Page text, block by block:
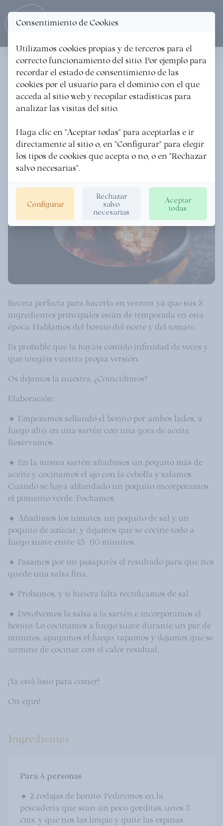
< Volver
BONITO CON TOMATE
Receta perfecta para hacerla en verano, ya que sus 2
ingredientes principales están de temporada en esta
época. Hablamos del bonito del norte y del tomate.
Es probable que la hayáis comido infinidad de veces y
que tengáis vuestra propia versión.
Os dejamos la nuestra, ¿Coincidimos?
Elaboración:
🔸 Empezamos sellando el bonito por ambos lados, a
fuego alto, en una sartén con una gota de aceite.
Reservamos.
🔸 En la misma sartén añadimos un poquito más de
aceite y cocinamos el ajo con la cebolla y salamos.
Cuando se haya ablandado un poquito incorporamos
el pimiento verde. Pochamos.
🔸 Añadimos los tomates, un poquito de sal y un
poquito de azúcar, y dejamos que se cocine todo a
fuego suave entre 45- 60 minutos.
🔸 Pasamos por un pasapurés el resultado para que nos
quede una salsa fina.
🔸 Probamos, y si hiciera falta rectificamos de sal.
🔸 Devolvemos la salsa a la sartén e incorporamos el
bonito. Lo cocinamos a fuego suave durante un par de
minutos, apagamos el fuego, tapamos y dejamos que se
termine de cocinar con el calor residual.
¡Ya está listo para comer!
On egin!
Ingredientes
Para 4 personas
🔸 2 rodajas de bonito. Pediremos en la
pescadería que sean un poco gorditas, unos 3
cms, y que nos las limpie y quite las espinas
Consentimiento de Cookies
Utilizamos cookies propias y de terceros para el
correcto funcionamiento del sitio. Por ejemplo para
recordar el estado de consentimiento de las
cookies por el usuario para el dominio con el que
acceda al sitio web y recopilar estadísticas para
analizar las visitas del sitio.
Haga clic en "Aceptar todas" para aceptarlas e ir
directamente al sitio o, en "Configurar" para elegir
los tipos de cookies que acepta o no, o en "Rechazar
salvo necesarias".
Configurar
Rechazar
salvo
necesarias
Aceptar
todas